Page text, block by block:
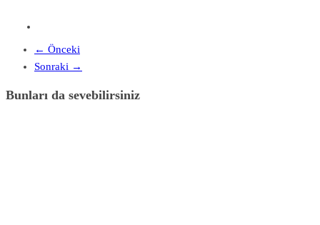
← Önceki
Sonraki →
Bunları da sevebilirsiniz